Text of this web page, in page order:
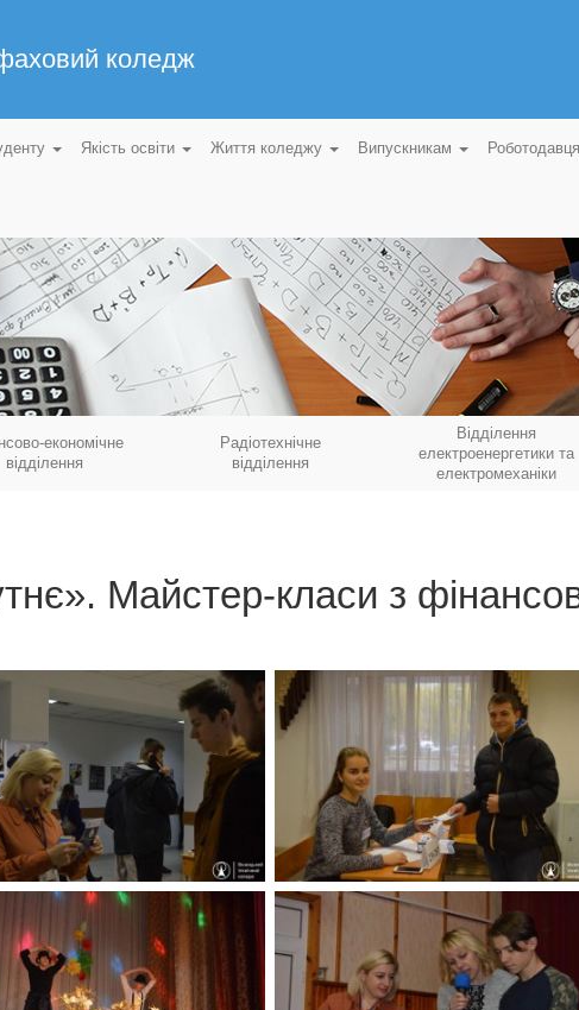
коледж
Якість освіти Життя коледжу Випускникам
економічне
відділення
Радіотехнічне
відділення
Відділення
електроенергетики та
електромеханіки
Майстер-класи з